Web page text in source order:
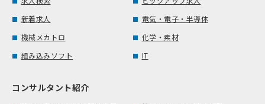
新着求人
電気・電子・半導体
機械メカトロ
化学・素材
組み込みソフト
IT
コンサルタント紹介